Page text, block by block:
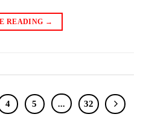
READING →
4 5 … 32